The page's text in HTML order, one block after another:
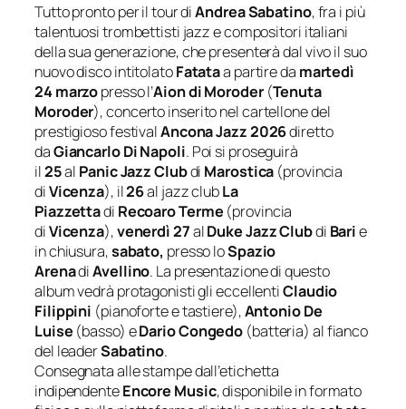
Tutto pronto per il tour diAndrea Sabatino, fra i più
talentuosi trombettisti jazz e compositori italiani
della sua generazione, che presenterà dal vivo il suo
nuovo disco intitolatoFatataa partire da martedì
24 marzopresso l’Aion di Moroder(Tenuta
Moroder), concerto inserito nel cartellone del
prestigioso festivalAncona Jazz 2026diretto
daGiancarlo Di Napoli. Poi si proseguirà
il25al Panic Jazz Clubdi Marostica (provincia
diVicenza), il26al jazz clubLa
Piazzettadi Recoaro Terme (provincia
diVicenza),venerdì 27alDuke Jazz Clubdi Barie
in chiusura,sabato, presso loSpazio
ArenadiAvellino. La presentazione di questo
album vedrà protagonisti gli eccellentiClaudio
Filippini (pianoforte e tastiere),Antonio De
Luise (basso) eDario Congedo (batteria) al fianco
del leaderSabatino.
Consegnata alle stampe dall’etichetta
indipendenteEncore Music, disponibile in formato